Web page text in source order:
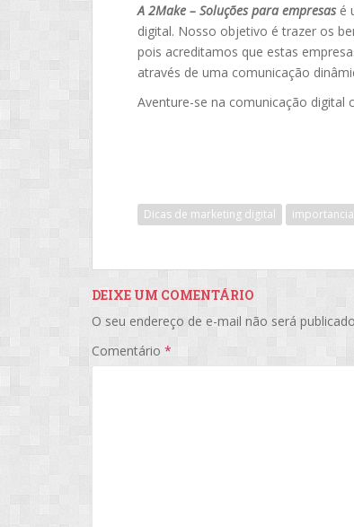
A 2Make – Soluções para empresasé
digital. Nosso objetivo é trazer os
pois acreditamos que estas
através de uma comunicação
Aventure-se na comunicação digital
Dicas de marketing digital
DEIXE UM COMENTÁRIO
O seu endereço de e-mail não será
Comentário *